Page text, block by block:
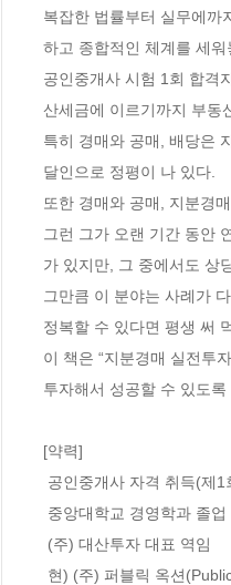
복잡한 법률부터 실무에까
하고 종합적인 체계를 세워
공인중개사 시험 1회 합격
산세금에 이르기까지 부동
특히 경매와 공매, 배당은
달인으로 정평이 나 있다.
또한 경매와 공매, 지분경
그런 그가 오랜 기간 동안
가 있지만, 그 중에서도 상
그만큼 이 분야는 사례가
정복할 수 있다면 평생 써
이 책은 “지분경매 실전투
투자해서 성공할 수 있도록
[약력]